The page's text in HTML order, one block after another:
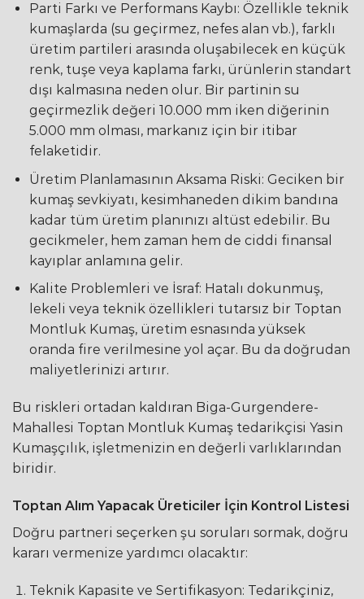
Parti Farkı ve Performans Kaybı: Özellikle teknik
kumaşlarda (su geçirmez, nefes alan vb.), farklı
üretim partileri arasında oluşabilecek en küçük
renk, tuşe veya kaplama farkı, ürünlerin standart
dışı kalmasına neden olur. Bir partinin su
geçirmezlik değeri 10.000 mm iken diğerinin
5.000 mm olması, markanız için bir itibar
felaketidir.
Üretim Planlamasının Aksama Riski: Geciken bir
kumaş sevkiyatı, kesimhaneden dikim bandına
kadar tüm üretim planınızı altüst edebilir. Bu
gecikmeler, hem zaman hem de ciddi finansal
kayıplar anlamına gelir.
Kalite Problemleri ve İsraf: Hatalı dokunmuş,
lekeli veya teknik özellikleri tutarsız bir Toptan
Montluk Kumaş, üretim esnasında yüksek
oranda fire verilmesine yol açar. Bu da doğrudan
maliyetlerinizi artırır.
Bu riskleri ortadan kaldıran Biga-Gurgendere-
Mahallesi Toptan Montluk Kumaş tedarikçisi Yasin
Kumaşçılık, işletmenizin en değerli varlıklarından
biridir.
Toptan Alım Yapacak Üreticiler İçin Kontrol Listesi
Doğru partneri seçerken şu soruları sormak, doğru
kararı vermenize yardımcı olacaktır:
Teknik Kapasite ve Sertifikasyon: Tedarikçiniz,